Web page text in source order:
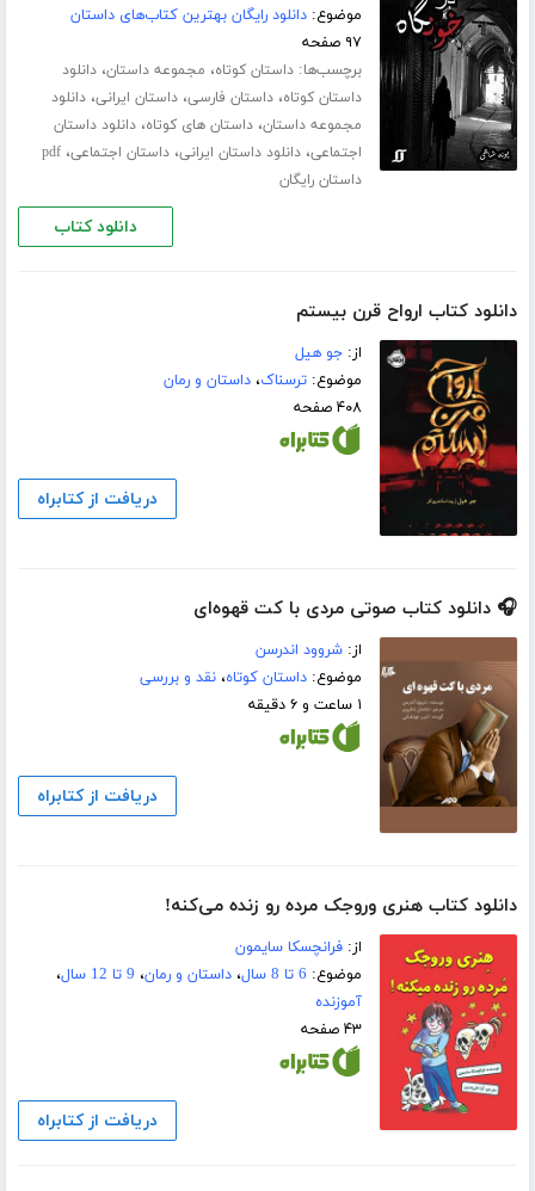
موضوع:دانلود رایگان بهترین کتاب‌های داستان
۹۷ صفحه
برچسب‌ها:داستان کوتاه، مجموعه داستان،دانلود
داستان کوتاه،داستان فارسی،داستان ایرانی،دانلود
مجموعه داستان،داستان های کوتاه،دانلود داستان
اجتماعی،دانلود داستان ایرانی،داستان اجتماعی،pdf
داستان رایگان
دانلود کتاب
دانلود کتاب ارواح قرن بیستم
از:جو ھیل
موضوع:ترسناک،داستان و رمان
۴۰۸ صفحه
دریافت از کتابراه
🎧 دانلود کتاب صوتی مردی با کت قهوه‌ای
از:شروود اندرسن
موضوع:داستان کوتاه،نقد و بررسی
۱ ساعت و ۶ دقیقه
دریافت از کتابراه
دانلود کتاب هنری وروجک مرده رو زنده می‌کنه!
از:فرانچسکا سایمون
موضوع: 6 تا 8 سال ،داستان و رمان، 9 تا 12 سال
،
آموزنده
۴۳ صفحه
دریافت از کتابراه